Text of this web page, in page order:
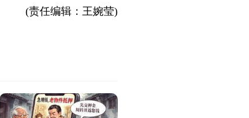
(责任编辑：王婉莹)